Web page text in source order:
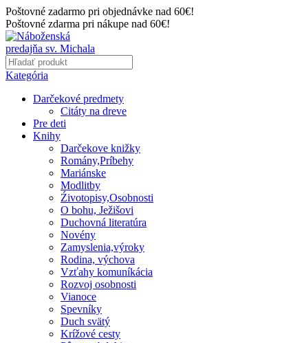
Poštovné zadarmo pri objednávke nad 60€!
Poštovné zdarma pri nákupe nad 60€!
Kategória
Darčekové predmety
Citáty na dreve
Pre deti
Knihy
Darčekove knižky
Romány,Príbehy
Mariánske
Modlitby
Źivotopisy,Osobnosti
O bohu, Ježišovi
Duchovná literatúra
Novény
Zamyslenia,výroky
Rodina, výchova
Vzťahy komuníkácia
Rozvoj osobnosti
Vianoce
Spevníky
Duch svätý
Krížové cesty